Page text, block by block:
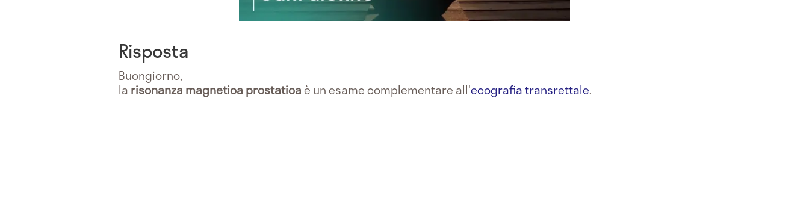
Risposta
Buongiorno,
la risonanza magnetica prostaticaè un esame complementare all'ecografia transrettale.